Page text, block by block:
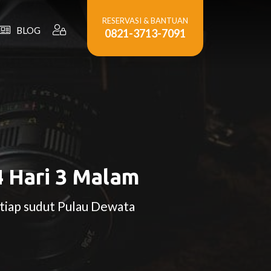
BLOG
RESERVASI & BANTUAN
0821-3713-7091
Hari 3 Malam
sudut Pulau Dewata